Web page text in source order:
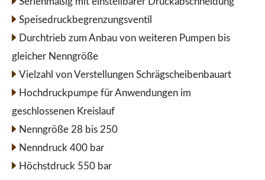
Speisedruckbegrenzungsventil
Durchtrieb zum Anbau von weiteren Pumpen bis
gleicher Nenngröße
Vielzahl von Verstellungen Schrägscheibenbauart
Hochdruckpumpe für Anwendungen im
geschlossenen Kreislauf
Nenngröße 28 bis 250
Nenndruck 400 bar
Höchstdruck 550 bar